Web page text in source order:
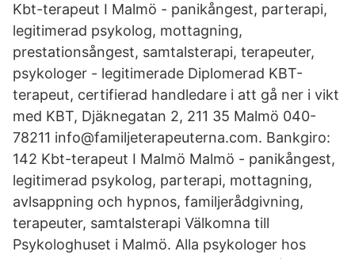
Kbt-terapeut I Malmö - panikångest, parterapi,
legitimerad psykolog, mottagning,
prestationsångest, samtalsterapi, terapeuter,
psykologer - legitimerade Diplomerad KBT-
terapeut, certifierad handledare i att gå ner i vikt
med KBT, Djäknegatan 2, 211 35 Malmö 040-
78211 info@familjeterapeuterna.com. Bankgiro:
142 Kbt-terapeut I Malmö Malmö - panikångest,
legitimerad psykolog, parterapi, mottagning,
avlsappning och hypnos, familjerådgivning,
terapeuter, samtalsterapi Välkomna till
Psykologhuset i Malmö. Alla psykologer hos